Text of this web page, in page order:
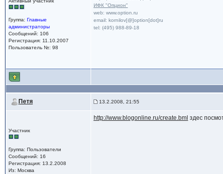
Группа: Главные
администраторы
Сообщений: 106
Регистрация: 11.10.2007
Пользователь №: 98
ИФК "Опцион"
web: www.option.ru
email: kornilov[@]option[dot]ru
tel: (495) 988-89-18
Петя 13.2.2008, 21:55
Участник
Группа: Пользователи
Сообщений: 16
Регистрация: 13.2.2008
Из: Москва
http://www.blogonline.ru/create.bml здес